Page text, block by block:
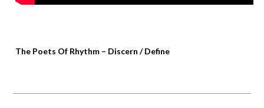
The Poets Of Rhythm – Discern / Define